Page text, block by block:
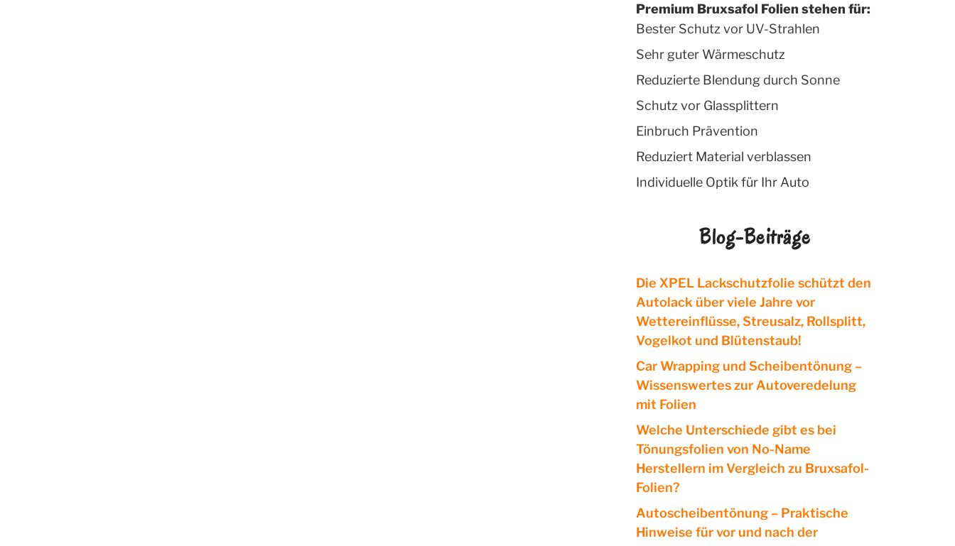
Premium Bruxsafol Folien stehen für:
Bester Schutz vor UV-Strahlen
Sehr guter Wärmeschutz
Reduzierte Blendung durch Sonne
Schutz vor Glassplittern
Einbruch Prävention
Reduziert Material verblassen
Individuelle Optik für Ihr Auto
Blog-Beiträge
Die XPEL Lackschutzfolie schützt den
Autolack über viele Jahre vor
Wettereinflüsse, Streusalz, Rollsplitt,
Vogelkot und Blütenstaub!
Car Wrapping und Scheibentönung –
Wissenswertes zur Autoveredelung
mit Folien
Welche Unterschiede gibt es bei
Tönungsfolien von No-Name
Herstellern im Vergleich zu Bruxsafol-
Folien?
Autoscheibentönung – Praktische
Hinweise für vor und nach der